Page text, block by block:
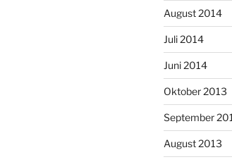
August 2014
Juli 2014
Juni 2014
Oktober 2013
September
August 2013